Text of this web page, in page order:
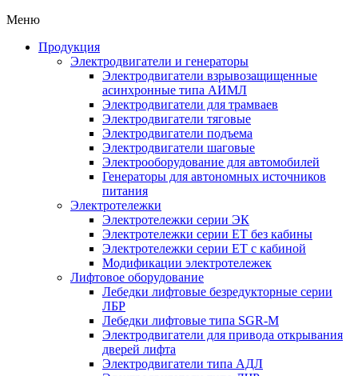
Меню
Продукция
Электродвигатели и генераторы
Электродвигатели взрывозащищенные
асинхронные типа АИМЛ
Электродвигатели для трамваев
Электродвигатели тяговые
Электродвигатели подъема
Электродвигатели шаговые
Электрооборудование для автомобилей
Генераторы для автономных источников
питания
Электротележки
Электротележки серии ЭК
Электротележки серии ЕТ без кабины
Электротележки серии ЕТ с кабиной
Модификации электротележек
Лифтовое оборудование
Лебедки лифтовые безредукторные серии
ЛБР
Лебедки лифтовые типа SGR-M
Электродвигатели для привода открывания
дверей лифта
Электродвигатели типа АДЛ